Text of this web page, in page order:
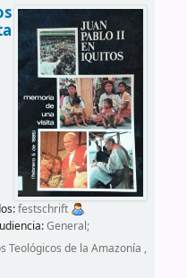
festschrift
General;
Teológicos de la Amazonía ,